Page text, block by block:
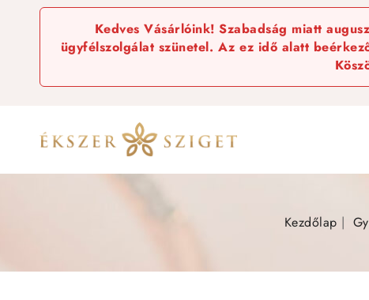
Kedves Vásárlóink! Szabadság miatt
ügyfélszolgálat szünetel. Az ez idő alatt
Kezdőlap